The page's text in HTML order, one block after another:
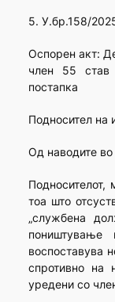
5. У.бр.158/
Оспорен акт:
член 55 став
постапка
Подносител на
Од наводите во
Подносителот,
тоа што
„службена
воспоставува
спротивно на
уредени со